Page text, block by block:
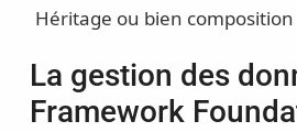
Héritage ou bien
La gestion des
Framework